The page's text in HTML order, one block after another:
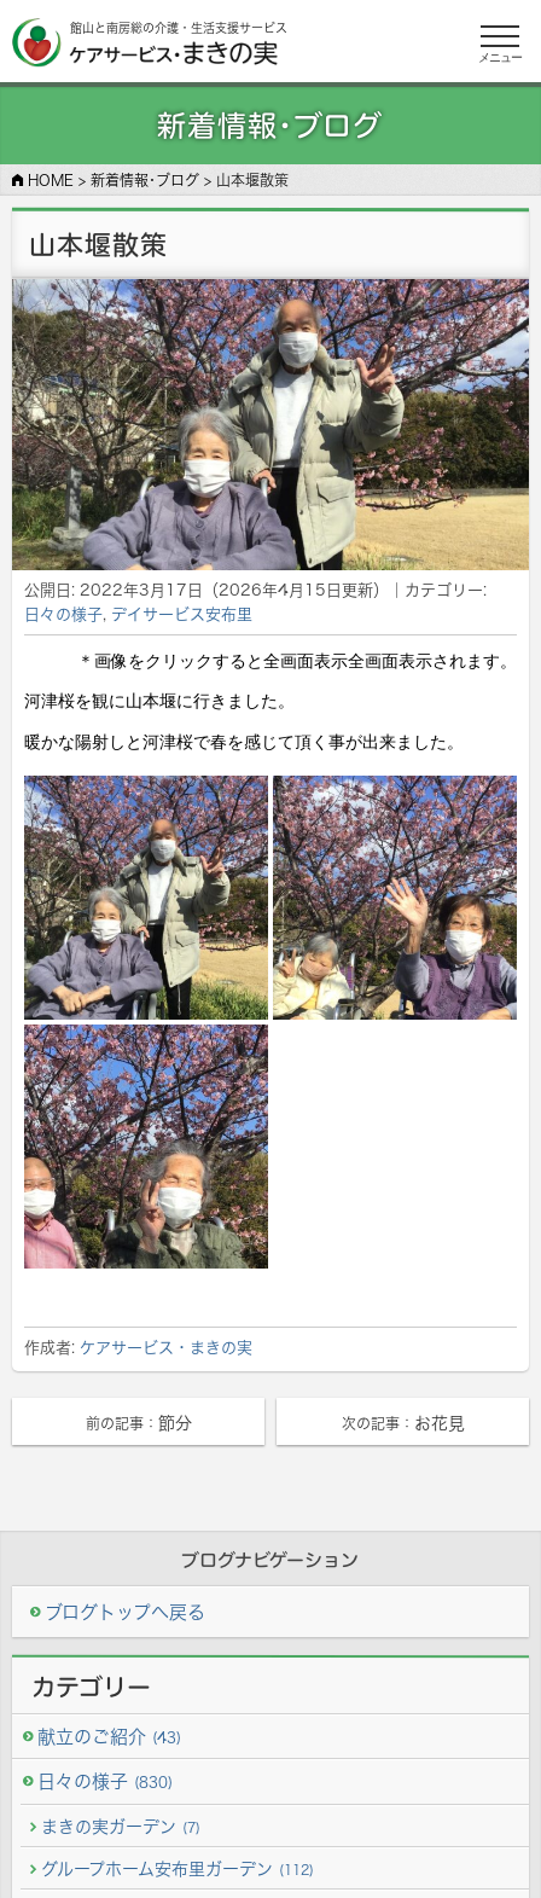
館山と南房総の介護・生活支援サービス
メニュー
新着情報･ブログ
HOME > 新着情報･ブログ > 山本堰散策
山本堰散策
公開日: 2022年3月17日 （2026年4月15日更新）
｜カテゴリー:
日々の様子, デイサービス安布里
＊画像をクリックすると全画面表示全画面表示されます。
河津桜を観に山本堰に行きました。
暖かな陽射しと河津桜で春を感じて頂く事が出来ました。
作成者: ケアサービス・まきの実
前の記事： 節分 次の記事： お花見
ブログナビゲーション
ブログトップへ戻る
カテゴリー
献立のご紹介 (43)
日々の様子 (830)
まきの実ガーデン (7)
グループホーム安布里ガーデン (112)